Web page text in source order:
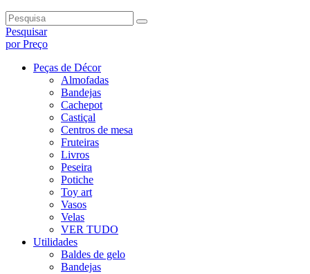
Pesquisar
por Preço
Peças de Décor
Almofadas
Bandejas
Cachepot
Castiçal
Centros de mesa
Fruteiras
Livros
Peseira
Potiche
Toy art
Vasos
Velas
VER TUDO
Utilidades
Baldes de gelo
Bandejas